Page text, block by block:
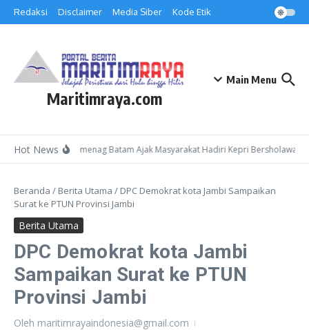
Lewati ke konten
Redaksi Disclaimer Media Siber Kode Etik
Maritimraya.com
Main Menu
Hot NewsKepala Kemenag Batam Ajak Masyarakat Hadiri Kepri Bersholawat 3
Beranda / Berita Utama / DPC Demokrat kota Jambi Sampaikan
Surat ke PTUN Provinsi Jambi
Berita Utama
DPC Demokrat kota Jambi
Sampaikan Surat ke PTUN
Provinsi Jambi
Oleh maritimrayaindonesia@gmail.com